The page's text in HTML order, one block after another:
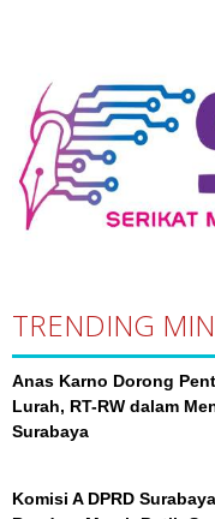
TRENDING
Anas Karno Dorong
Lurah, RT-RW dalam
Surabaya
Komisi A DPRD